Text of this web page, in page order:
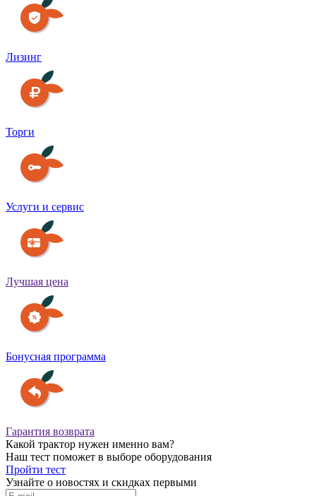
Лизинг
Торги
Услуги и сервис
Лучшая цена
Бонусная программа
Гарантия возврата
Какой трактор нужен именно вам?
Наш тест поможет в выборе оборудования
Пройти тест
Узнайте о новостях и скидках первыми